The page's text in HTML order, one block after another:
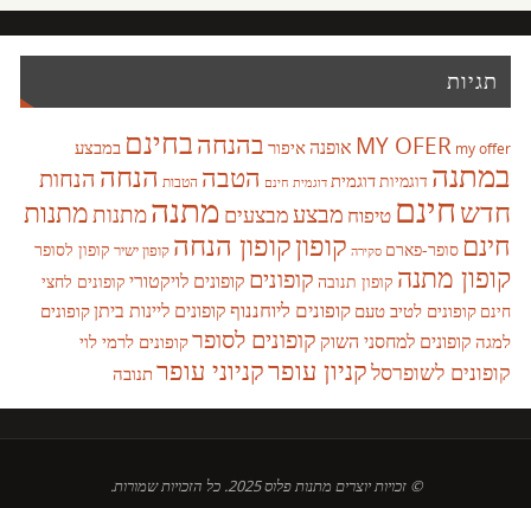
תגיות
MY OFER my offer אופנהאיפור בהנחהבחינם במבצע
במתנה דוגמיותדוגמית דוגמית חינם הטבה הטבות הנחה הנחות
חדשחינם טיפוח מבצעמבצעים מתנהמתנותמתנות
חינם סופר-פארם סקירה קופוןקופון הנחה קופון ישיר קופון לסופר
קופון מתנה קופון תנובה קופונים קופונים לויקטורי קופונים לחצי
חינם קופונים לטיב טעם קופונים ליוחננוףקופונים ליינות ביתןקופונים
למגה קופונים למחסני השוק קופונים לסופרקופונים לרמי לוי
קופונים לשופרסלקניון עופרקניוני עופרתנובה
© זכויות יוצרים מתנות פלוס 2025. כל הזכויות שמורות.